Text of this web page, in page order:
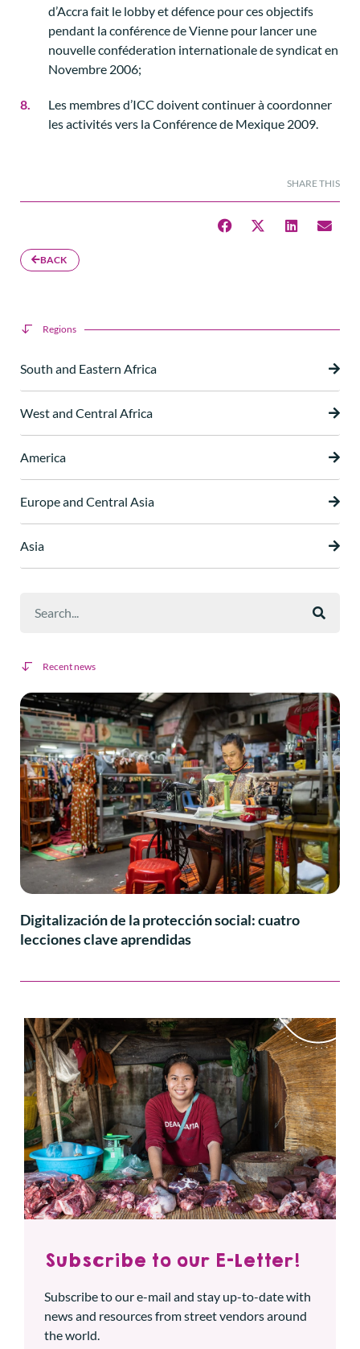
d’Accra fait le lobby et défence pour ces objectifs
pendant la conférence de Vienne pour lancer une
nouvelle conféderation internationale de syndicat en
Novembre 2006;
Les membres d’ICC doivent continuer à coordonner
les activités vers la Conférence de Mexique 2009.
SHARE THIS
BACK
Regions
South and Eastern Africa
West and Central Africa
America
Europe and Central Asia
Asia
Recent news
Digitalización de la protección social: cuatro
lecciones clave aprendidas
Subscribe to our E-Letter!
Subscribe to our e-mail and stay up-to-date with
news and resources from street vendors around
the world.